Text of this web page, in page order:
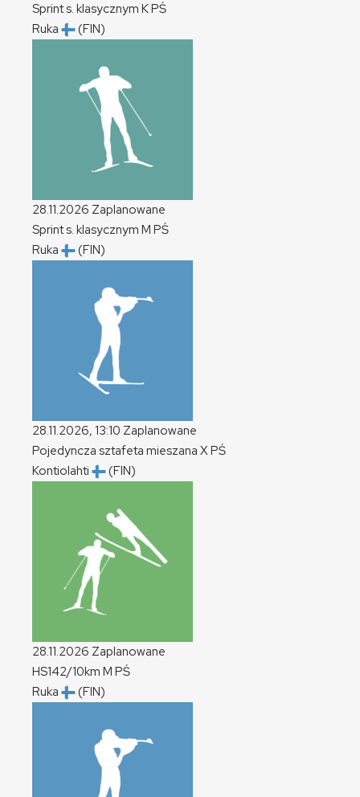
Sprint s. klasycznym KPŚ
Ruka
(FIN)
28.11.2026 Zaplanowane
Sprint s. klasycznym M PŚ
Ruka
(FIN)
28.11.2026, 13:10 Zaplanowane
Pojedyncza sztafeta mieszana XPŚ
Kontiolahti
(FIN)
28.11.2026 Zaplanowane
HS142/10km M PŚ
Ruka
(FIN)